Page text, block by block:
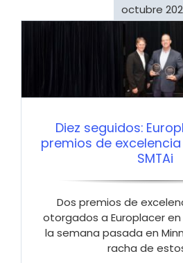
octubre
Diez seguidos:
premios de
SMTAi
Dos premios de
otorgados a Europlacer en
la semana pasada en
racha de